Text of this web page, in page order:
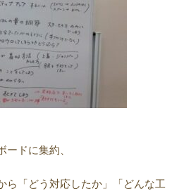
ドに集約、
ら「どう対応したか」「どんな工